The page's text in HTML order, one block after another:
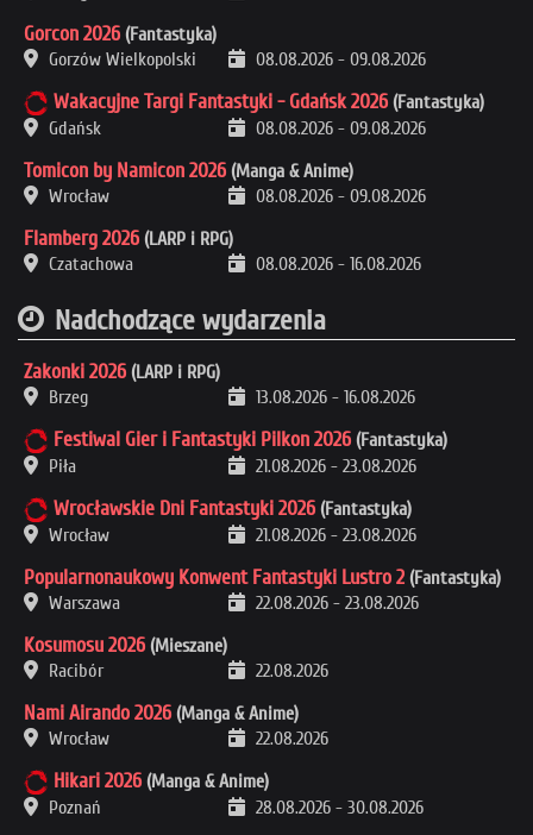
Gorcon 2026 (Fantastyka)
Gorzów Wielkopolski
08.08.2026 - 09.08.2026
Wakacyjne Targi Fantastyki - Gdańsk 2026 (Fantastyka)
Gdańsk
08.08.2026 - 09.08.2026
Tomicon by Namicon 2026 (Manga & Anime)
Wrocław
08.08.2026 - 09.08.2026
Flamberg 2026 (LARP i RPG)
Czatachowa
08.08.2026 - 16.08.2026
Nadchodzące wydarzenia
Zakonki 2026 (LARP i RPG)
Brzeg
13.08.2026 - 16.08.2026
Festiwal Gier i Fantastyki Pilkon 2026 (Fantastyka)
Piła
21.08.2026 - 23.08.2026
Wrocławskie Dni Fantastyki 2026 (Fantastyka)
Wrocław
21.08.2026 - 23.08.2026
Popularnonaukowy Konwent Fantastyki Lustro 2 (Fantastyka)
Warszawa
22.08.2026 - 23.08.2026
Kosumosu 2026 (Mieszane)
Racibór
22.08.2026
Nami Airando 2026 (Manga & Anime)
Wrocław
22.08.2026
Hikari 2026 (Manga & Anime)
Poznań
28.08.2026 - 30.08.2026